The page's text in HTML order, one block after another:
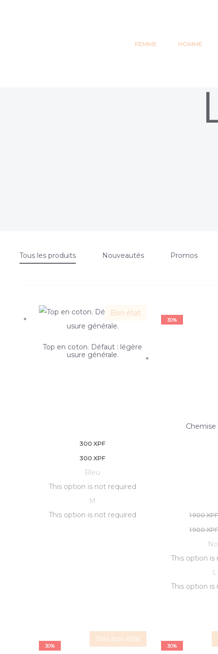
FEMME HOMME
Tous les produits Nouveautés Promos
Bon état
Top en coton. Défaut : légère
usure générale.
300XPF
300XPF
Bleu
This option is not required
M
This option is not required
30%
Chemise
1 900XPF
était
900
1 900XPF
était :
This option is
L
This option is
Très bon état
30% 30%